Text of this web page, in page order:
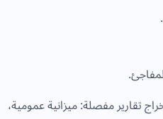
تقارير مفصلة: ميزانية عمومية،